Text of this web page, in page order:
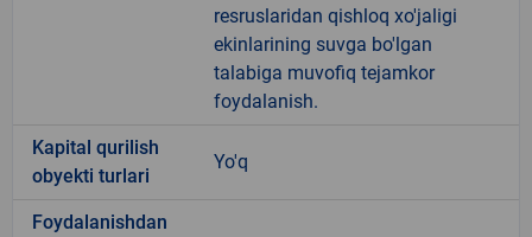
resruslaridan qishloq xo'jaligi
ekinlarining suvga bo'lgan
talabiga muvofiq tejamkor
foydalanish.
Kapital qurilish
obyekti turlari
Yo'q
Foydalanishdan